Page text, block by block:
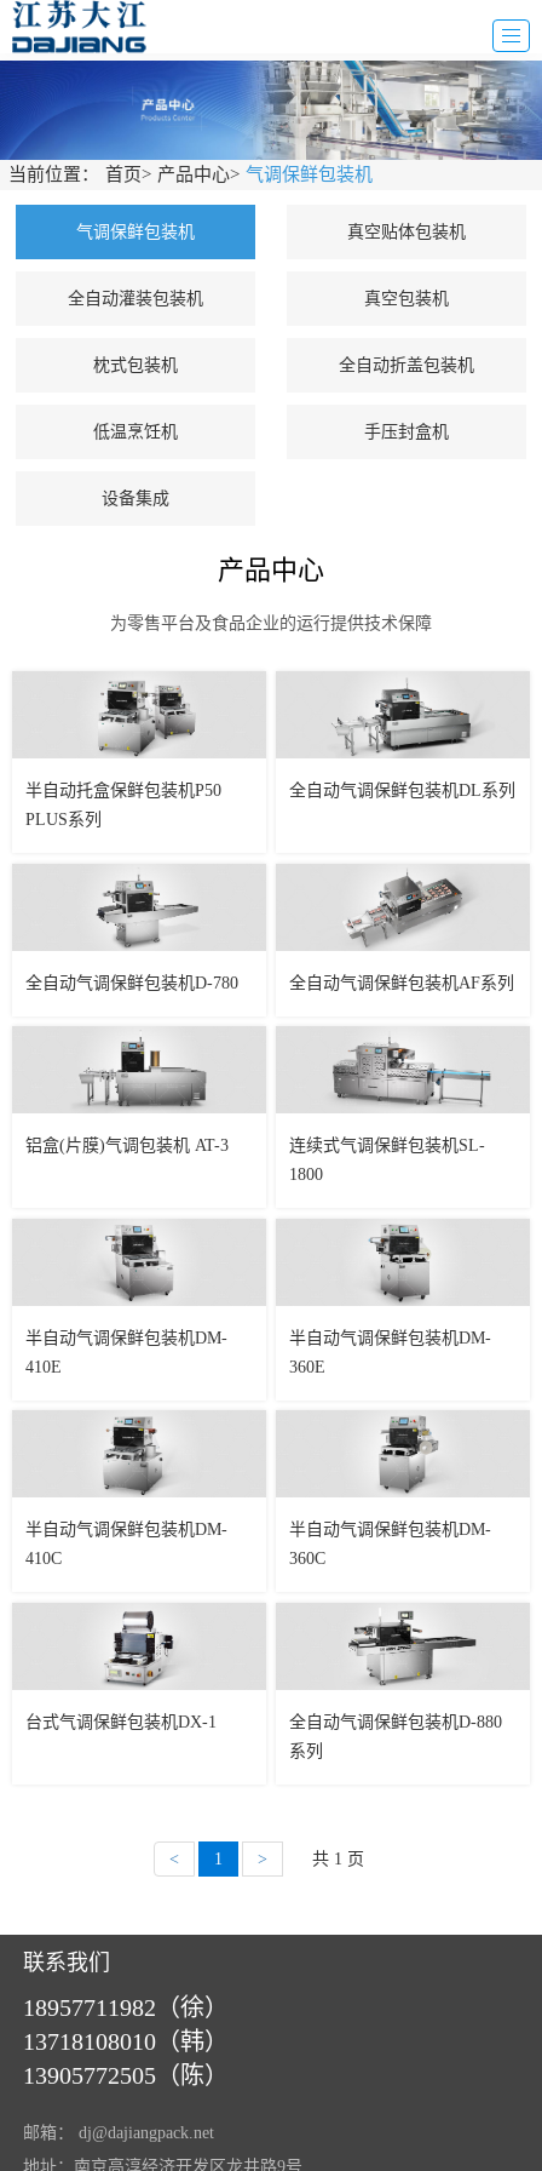
当前位置： 首页> 产品中心> 气调保鲜包装机
气调保鲜包装机 真空贴体包装机
全自动灌装包装机 真空包装机
枕式包装机 全自动折盖包装机
低温烹饪机 手压封盒机
设备集成
产品中心
为零售平台及食品企业的运行提供技术保障
半自动托盒保鲜包装机P50
PLUS系列
全自动气调保鲜包装机DL系列
全自动气调保鲜包装机D-780 全自动气调保鲜包装机AF系列
铝盒(片膜)气调包装机 AT-3
连续式气调保鲜包装机SL-
1800
半自动气调保鲜包装机DM-
410E
半自动气调保鲜包装机DM-
360E
半自动气调保鲜包装机DM-
410C
半自动气调保鲜包装机DM-
360C
台式气调保鲜包装机DX-1
全自动气调保鲜包装机D-880
系列
< 1 > 共 1 页
联系我们
18957711982（徐）
13718108010（韩）
13905772505（陈）
邮箱：
dj@dajiangpack.net
地址：南京高淳经济开发区龙井路9号